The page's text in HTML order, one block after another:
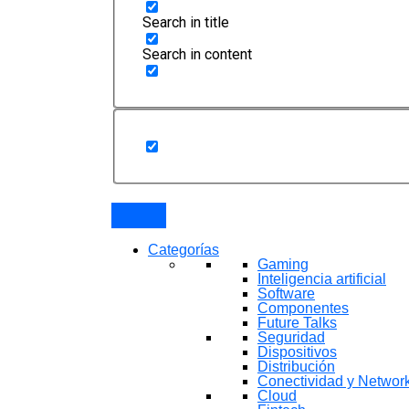
Search in title
Search in content
Categorías
Gaming
Inteligencia artificial
Software
Componentes
Future Talks
Seguridad
Dispositivos
Distribución
Conectividad y
Cloud